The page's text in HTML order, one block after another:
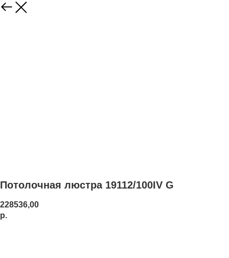
Потолочная люстра 19112/100IV G
228536,00
р.